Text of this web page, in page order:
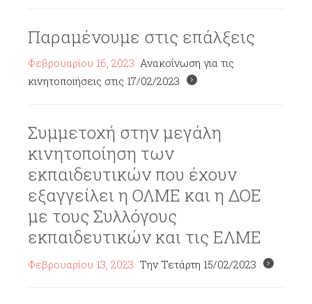
Παραμένουμε στις επάλξεις
Φεβρουαρίου 16, 2023 Ανακοίνωση για τις
κινητοποιήσεις στις 17/02/2023
Συμμετοχή στην μεγάλη
κινητοποίηση των
εκπαιδευτικών που έχουν
εξαγγείλει η ΟΛΜΕ και η ΔΟΕ
με τους Συλλόγους
εκπαιδευτικών και τις ΕΛΜΕ
Φεβρουαρίου 13, 2023 Την Τετάρτη 15/02/2023